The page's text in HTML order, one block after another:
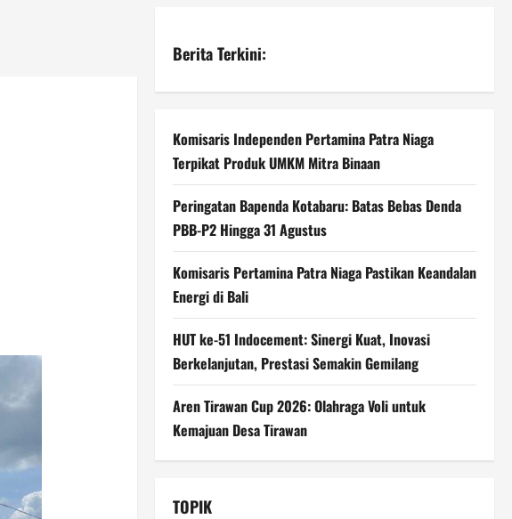
Berita Terkini:
Komisaris Independen Pertamina Patra Niaga
Terpikat Produk UMKM Mitra Binaan
Peringatan Bapenda Kotabaru: Batas Bebas Denda
PBB-P2 Hingga 31 Agustus
Komisaris Pertamina Patra Niaga Pastikan Keandalan
Energi di Bali
HUT ke-51 Indocement: Sinergi Kuat, Inovasi
Berkelanjutan, Prestasi Semakin Gemilang
Aren Tirawan Cup 2026: Olahraga Voli untuk
Kemajuan Desa Tirawan
TOPIK